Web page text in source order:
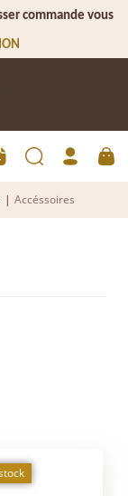
commande vous
| Accéssoires